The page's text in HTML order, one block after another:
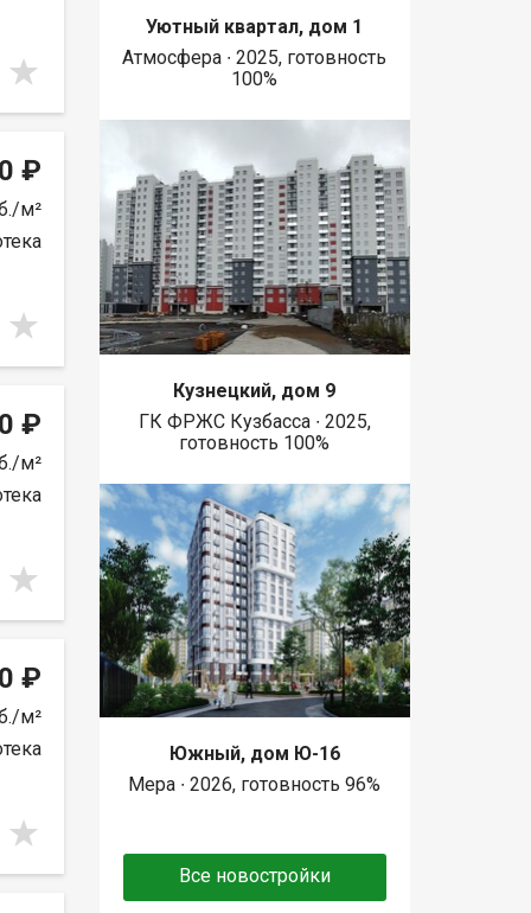
₽
м²
₽
м²
₽
м²
Уютный квартал, дом 1
Атмосфера ∙ 2025, готовность
100%
Кузнецкий, дом 9
ГК ФРЖС Кузбасса ∙ 2025,
готовность 100%
Южный, дом Ю-16
Мера ∙ 2026, готовность 96%
Все новостройки